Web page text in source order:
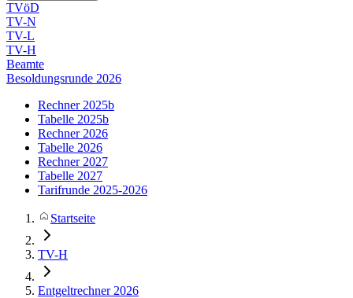
TVöD
TV-N
TV-L
TV-H
Beamte
Besoldungsrunde 2026
Rechner 2025b
Tabelle 2025b
Rechner 2026
Tabelle 2026
Rechner 2027
Tabelle 2027
Tarifrunde 2025-2026
Startseite
TV-H
Entgeltrechner 2026